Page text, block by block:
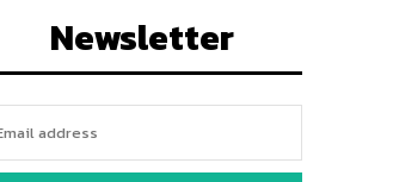
Newsletter